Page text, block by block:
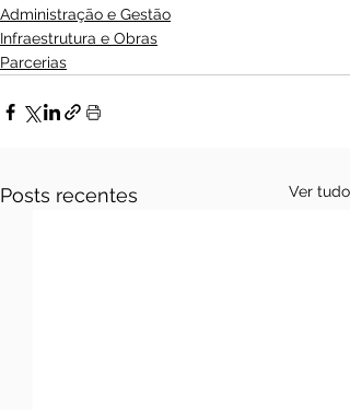
Administração e Gestão
Infraestrutura e Obras
Parcerias
Posts recentes Ver tudo